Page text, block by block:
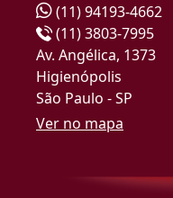
(11) 94193-4662
(11) 3803-7995
Av. Angélica, 1373
Higienópolis
São Paulo - SP
Ver no mapa